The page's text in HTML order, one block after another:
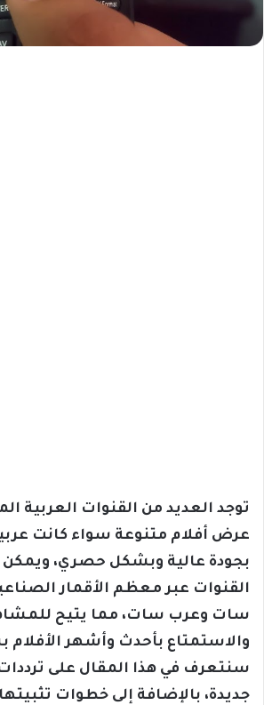
توجد العديد من القنوات العربية
عرض أفلام متنوعة سواء كانت
بجودة عالية وبشكل حصري، ويمكن
القنوات عبر معظم الأقمار
سات وعرب سات، مما يتيح للمشاهد
والاستمتاع بأحدث وأشهر الأفلام
سنتعرف في هذا المقال على
جديدة، بالإضافة إلى خطوات